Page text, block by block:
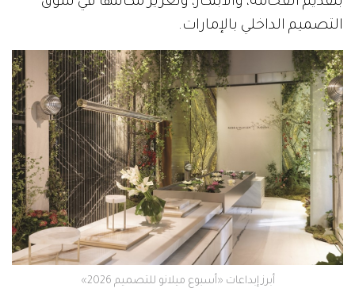
التصميم الداخلي بالإمارات.
أبرز إبداعات «أسبوع ميلانو للتصميم 2026»